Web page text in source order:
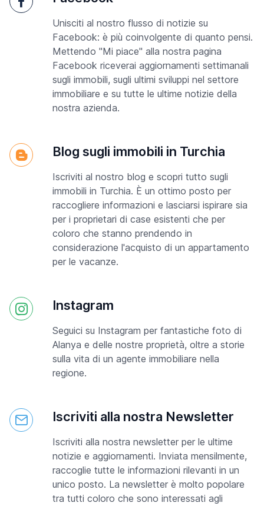
Unisciti al nostro flusso di notizie su
Facebook: è più coinvolgente di quanto pensi.
Mettendo "Mi piace" alla nostra pagina
Facebook riceverai aggiornamenti settimanali
sugli immobili, sugli ultimi sviluppi nel settore
immobiliare e su tutte le ultime notizie della
nostra azienda.
Blog sugli immobili in Turchia
Iscriviti al nostro blog e scopri tutto sugli
immobili in Turchia. È un ottimo posto per
raccogliere informazioni e lasciarsi ispirare sia
per i proprietari di case esistenti che per
coloro che stanno prendendo in
considerazione l'acquisto di un appartamento
per le vacanze.
Instagram
Seguici su Instagram per fantastiche foto di
Alanya e delle nostre proprietà, oltre a storie
sulla vita di un agente immobiliare nella
regione.
Iscriviti alla nostra Newsletter
Iscriviti alla nostra newsletter per le ultime
notizie e aggiornamenti. Inviata mensilmente,
raccoglie tutte le informazioni rilevanti in un
unico posto. La newsletter è molto popolare
tra tutti coloro che sono interessati agli